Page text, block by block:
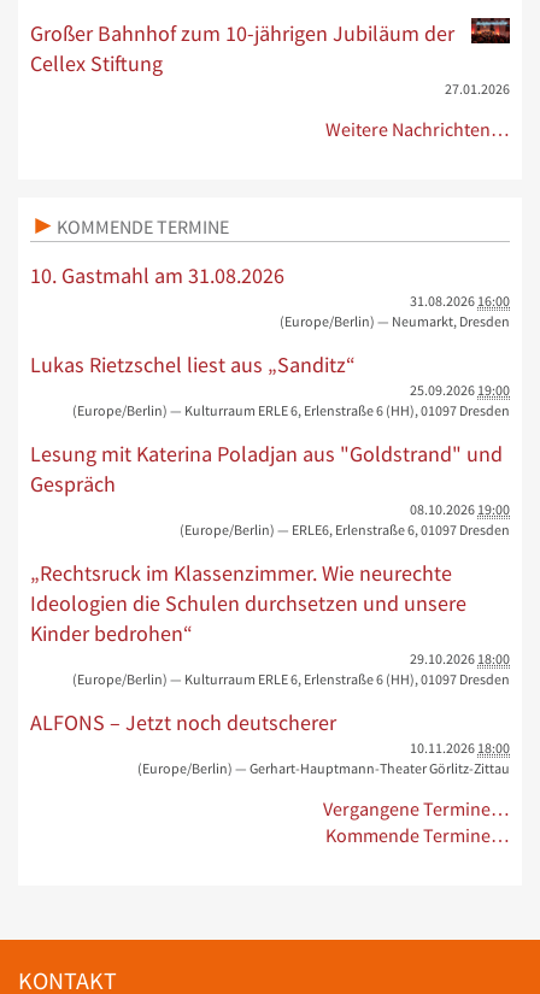
Großer Bahnhof zum 10-jährigen Jubiläum der
Cellex Stiftung
27.01.2026
Weitere Nachrichten…
KOMMENDE TERMINE
10. Gastmahl am 31.08.2026
31.08.2026 16:00
(Europe/Berlin) — Neumarkt, Dresden
Lukas Rietzschel liest aus „Sanditz“
25.09.2026 19:00
(Europe/Berlin) — Kulturraum ERLE 6, Erlenstraße 6 (HH), 01097 Dresden
Lesung mit Katerina Poladjan aus "Goldstrand" und
Gespräch
08.10.2026 19:00
(Europe/Berlin) — ERLE6, Erlenstraße 6, 01097 Dresden
„Rechtsruck im Klassenzimmer. Wie neurechte
Ideologien die Schulen durchsetzen und unsere
Kinder bedrohen“
29.10.2026 18:00
(Europe/Berlin) — Kulturraum ERLE 6, Erlenstraße 6 (HH), 01097 Dresden
ALFONS – Jetzt noch deutscherer
10.11.2026 18:00
(Europe/Berlin) — Gerhart-Hauptmann-Theater Görlitz-Zittau
Vergangene Termine…
Kommende Termine…
KONTAKT